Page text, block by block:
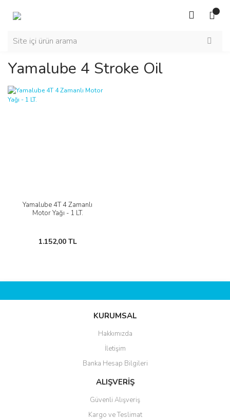
Yamalube 4 Stroke Oil
Yamalube 4T 4 Zamanlı
Motor Yağı - 1 LT.
1.152,00 TL
KURUMSAL
Hakkımızda
İletişim
Banka Hesap Bilgileri
ALIŞVERİŞ
Güvenli Alışveriş
Kargo ve Teslimat